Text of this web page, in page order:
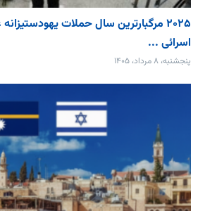
۲۰۲۵ مرگبارترین سال حملات
اسرائی ...
پنجشنبه، ۸ مرداد، ۱۴۰۵